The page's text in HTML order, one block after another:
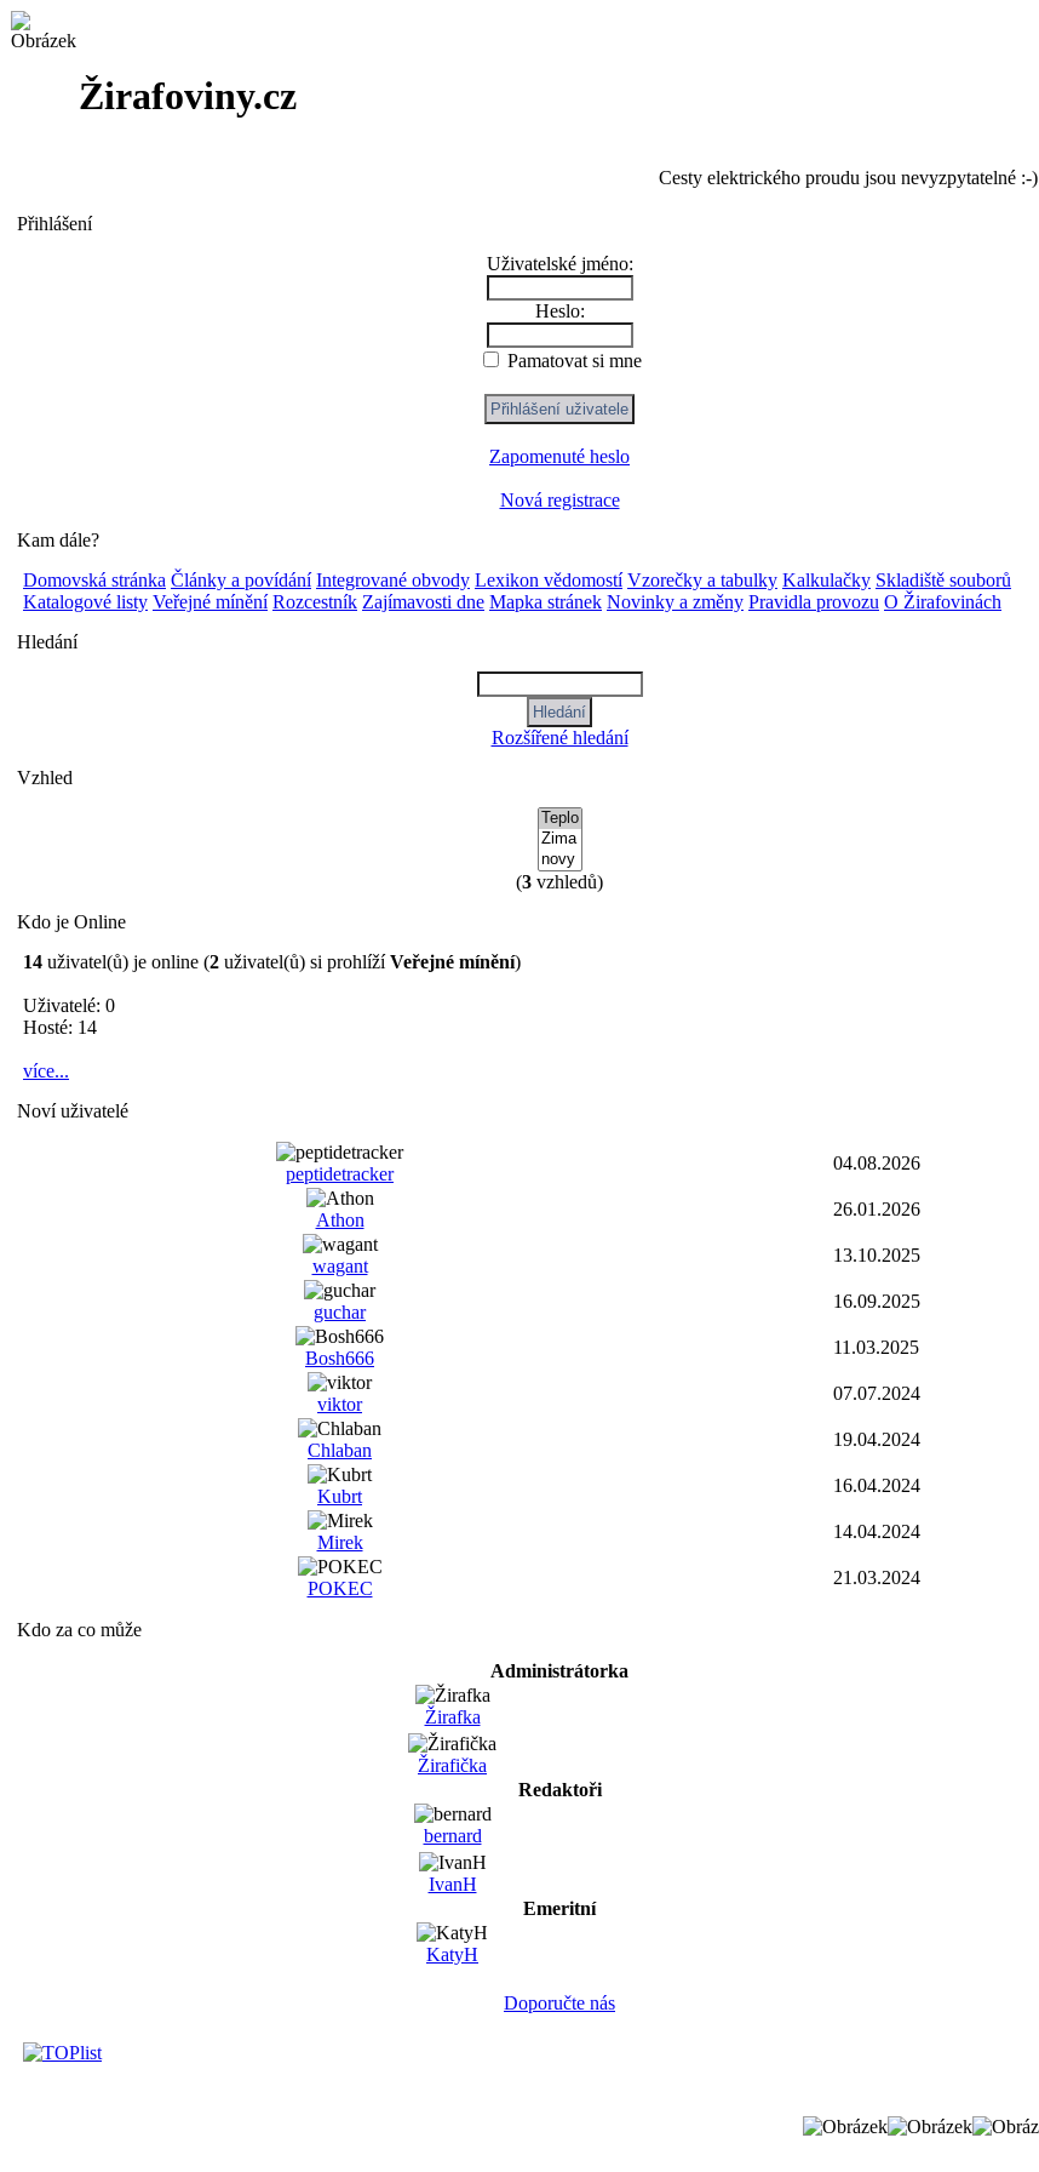
Žirafoviny.cz
Cesty elektrického proudu jsou nevyzpytatelné :-)
Přihlášení
Uživatelské jméno:
Heslo:
Pamatovat si mne
Zapomenuté heslo
Nová registrace
Kam dále?
Domovská stránka Články a povídání Integrované obvody Lexikon vědomostí Vzorečky a tabulky Kalkulačky Skladiště souborů
Katalogové listy Veřejné mínění Rozcestník Zajímavosti dne Mapka stránek Novinky a změny Pravidla provozu O Žirafovinách
Hledání
Rozšířené hledání
Vzhled
(3 vzhledů)
Kdo je Online
14 uživatel(ů) je online (2 uživatel(ů) si prohlížíVeřejné mínění)
Uživatelé: 0
Hosté: 14
více...
Noví uživatelé
peptidetracker
04.08.2026
Athon
26.01.2026
wagant
13.10.2025
guchar
16.09.2025
Bosh666
11.03.2025
viktor
07.07.2024
Chlaban
19.04.2024
Kubrt
16.04.2024
Mirek
14.04.2024
POKEC
21.03.2024
Kdo za co může
Administrátorka
Žirafka
Žirafička
Redaktoři
bernard
IvanH
Emeritní
KatyH
Doporučte nás